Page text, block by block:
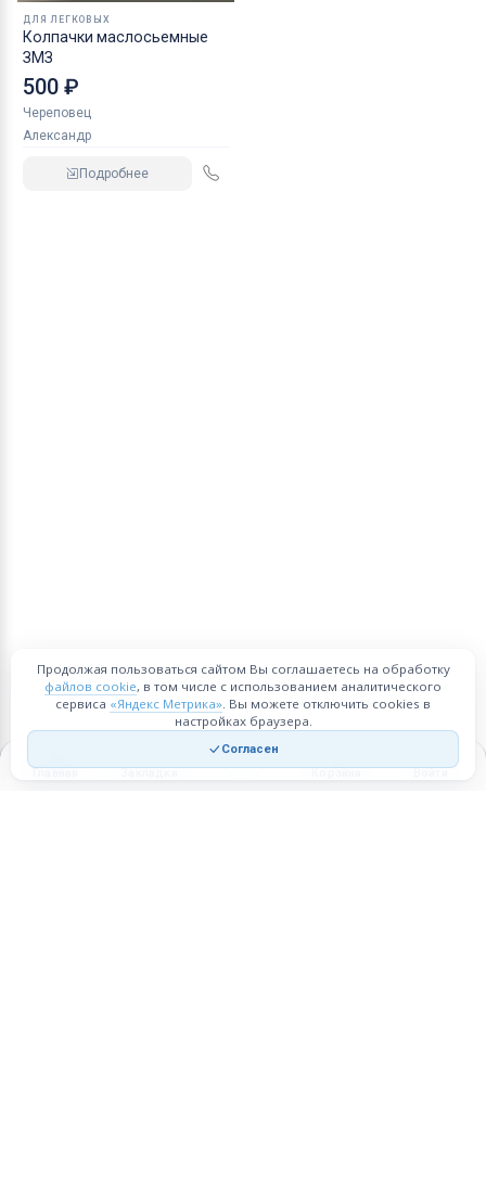
ДЛЯ ЛЕГКОВЫХ
Колпачки маслосьемные
ЗМЗ
500 ₽
Череповец
Александр
Подробнее
Главная Закладки Корзина Войти
Продолжая пользоваться сайтом Вы соглашаетесь на обработку
файлов cookie, в том числе с использованием аналитического
сервиса «Яндекс Метрика». Вы можете отключить cookies в
настройках браузера.
Согласен